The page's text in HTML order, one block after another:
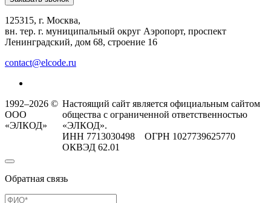
125315, г. Москва,
вн. тер. г. муниципальный округ Аэропорт, проспект
Ленинградский, дом 68, строение 16
contact@elcode.ru
1992–2026 ©
ООО
«ЭЛКОД»
Настоящий сайт является официальным сайтом
общества с ограниченной ответственностью
«ЭЛКОД».
ИНН 7713030498 ОГРН 1027739625770
ОКВЭД 62.01
Обратная связь